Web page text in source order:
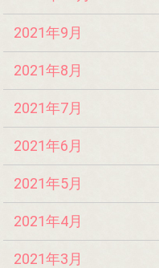
2021年9月
2021年8月
2021年7月
2021年6月
2021年5月
2021年4月
2021年3月